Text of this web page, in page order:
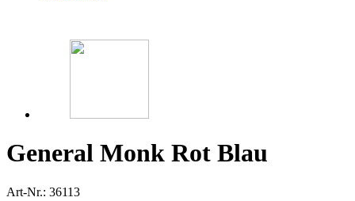
General Monk Rot Blau
Art-Nr.: 36113